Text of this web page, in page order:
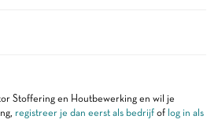
Stoffering en Houtbewerking en wil je
registreer je dan eerst als bedrijf of log in als